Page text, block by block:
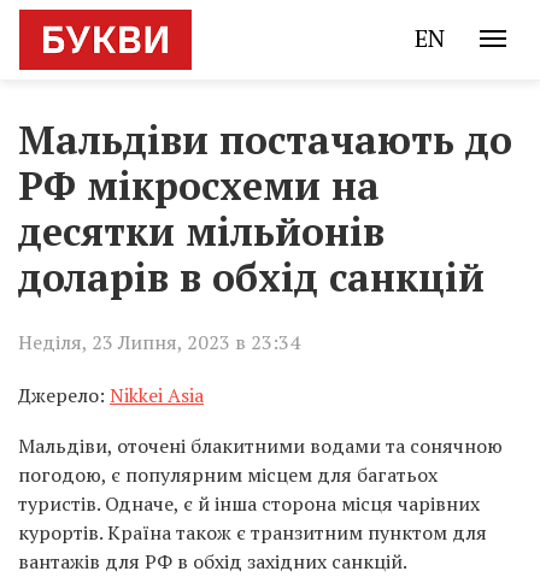
EN
Мальдіви постачають до
РФ мікросхеми на
десятки мільйонів
доларів в обхід санкцій
Неділя, 23 Липня, 2023 в 23:34
Джерело: Nikkei Asia
Мальдіви, оточені блакитними водами та сонячною
погодою, є популярним місцем для багатьох
туристів. Одначе, є й інша сторона місця чарівних
курортів. Країна також є транзитним пунктом для
вантажів для РФ в обхід західних санкцій.